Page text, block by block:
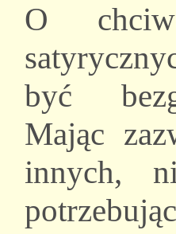
O
być
Mając
innych,